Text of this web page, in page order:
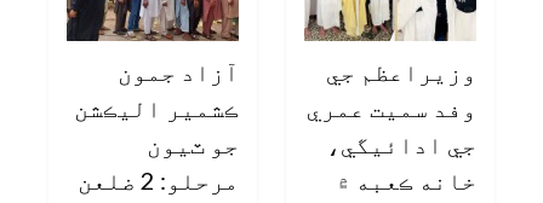
وزيراعظم جي
وفد سميت عمري
جي ادائيگي،
خانه ڪعبه ۾
آزاد جمون
ڪشمير اليڪشن
جو ٽيون
مرحلو: 2 ضلعن